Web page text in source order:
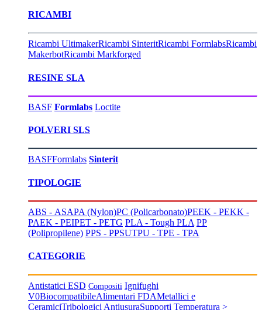
RICAMBI
Ricambi UltimakerRicambi SinteritRicambi FormlabsRicambi
MakerbotRicambi Markforged
RESINE SLA
BASF Formlabs Loctite
POLVERI SLS
BASFFormlabs Sinterit
TIPOLOGIE
ABS - ASAPA (Nylon)PC (Policarbonato)PEEK - PEKK -
PAEK - PEIPET - PETG PLA - Tough PLA PP
(Polipropilene) PPS - PPSUTPU - TPE - TPA
CATEGORIE
Antistatici ESD Compositi Ignifughi
V0BiocompatibileAlimentari FDAMetallici e
CeramiciTribologici AntiusuraSupporti Temperatura >